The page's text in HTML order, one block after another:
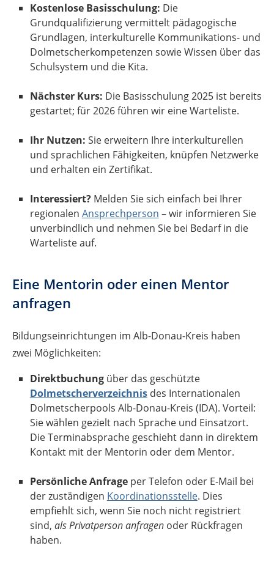
Kostenlose Basisschulung: Die
Grundqualifizierung vermittelt pädagogische
Grundlagen, interkulturelle Kommunikations- und
Dolmetscherkompetenzen sowie Wissen über das
Schulsystem und die Kita.
Nächster Kurs: Die Basisschulung 2025 ist bereits
gestartet; für 2026 führen wir eine Warteliste.
Ihr Nutzen: Sie erweitern Ihre interkulturellen
und sprachlichen Fähigkeiten, knüpfen Netzwerke
und erhalten ein Zertifikat.
Interessiert?Melden Sie sich einfach bei Ihrer
regionalen Ansprechperson – wir informieren Sie
unverbindlich und nehmen Sie bei Bedarf in die
Warteliste auf.
Eine Mentorin oder einen Mentor
anfragen
Bildungseinrichtungen im Alb-Donau-Kreis haben
zwei Möglichkeiten:
Direktbuchungüber das geschützte
Dolmetscherverzeichnisdes Internationalen
Dolmetscherpools Alb-Donau-Kreis (IDA). Vorteil:
Sie wählen gezielt nach Sprache und Einsatzort.
Die Terminabsprache geschieht dann in direktem
Kontakt mit der Mentorin oder dem Mentor.
Persönliche Anfrageper Telefon oder E-Mail bei
der zuständigen Koordinationsstelle. Dies
empfiehlt sich, wenn Sie noch nicht registriert
sind, als Privatperson anfragenoder Rückfragen
haben.